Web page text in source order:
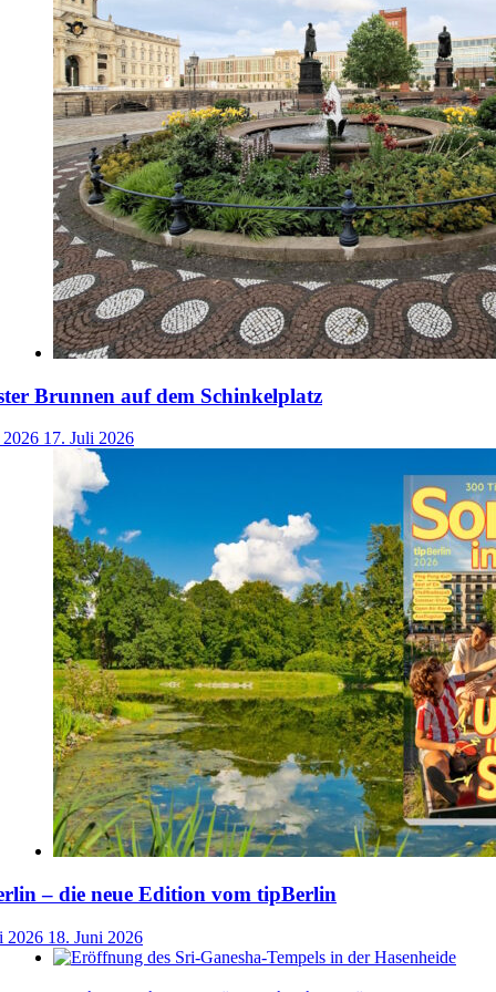
Brunnen auf dem Schinkelplatz
17. Juli 2026
– die neue Edition vom tipBerlin
2026 18. Juni 2026